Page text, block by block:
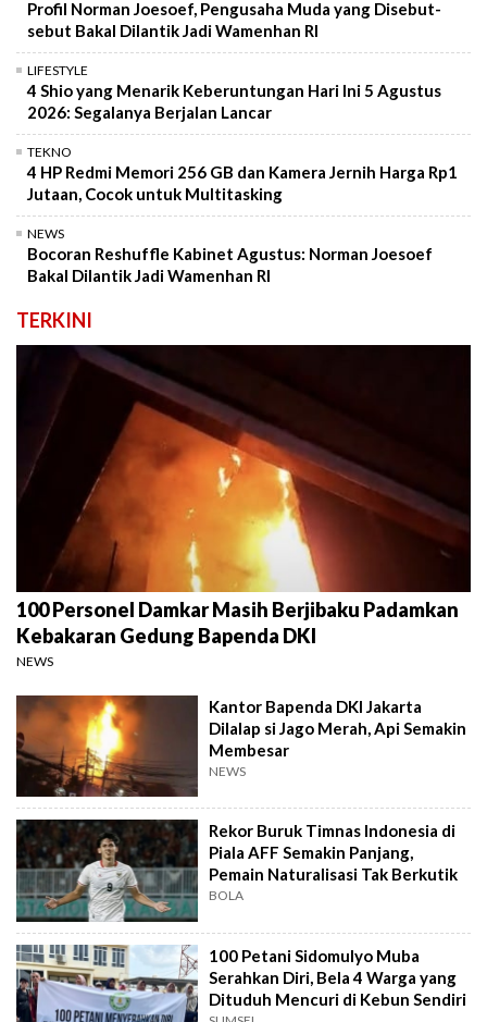
Profil Norman Joesoef, Pengusaha Muda yang Disebut-
sebut Bakal Dilantik Jadi Wamenhan RI
LIFESTYLE
4 Shio yang Menarik Keberuntungan Hari Ini 5 Agustus
2026: Segalanya Berjalan Lancar
TEKNO
4 HP Redmi Memori 256 GB dan Kamera Jernih Harga Rp1
Jutaan, Cocok untuk Multitasking
NEWS
Bocoran Reshuffle Kabinet Agustus: Norman Joesoef
Bakal Dilantik Jadi Wamenhan RI
TERKINI
100 Personel Damkar Masih Berjibaku Padamkan
Kebakaran Gedung Bapenda DKI
NEWS
Kantor Bapenda DKI Jakarta
Dilalap si Jago Merah, Api Semakin
Membesar
NEWS
Rekor Buruk Timnas Indonesia di
Piala AFF Semakin Panjang,
Pemain Naturalisasi Tak Berkutik
BOLA
100 Petani Sidomulyo Muba
Serahkan Diri, Bela 4 Warga yang
Dituduh Mencuri di Kebun Sendiri